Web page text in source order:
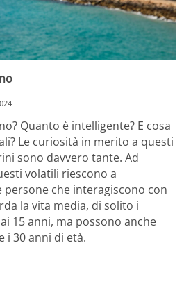
Quanto è intelligente? E cosa
Le curiosità in merito a questi
sono davvero tante. Ad
volatili riescono a
che interagiscono con
la vita media, di solito i
15 anni, ma possono anche
i 30 anni di età.